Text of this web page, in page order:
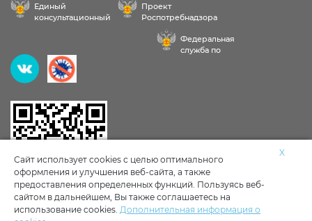
Здравствуйте! Пожалуйста,
выберите услугу:
Исследования воды, продуктов, почвы
Личные мед книжки Клещи
Тараканы, мыши в доме Другое
Единый
консультационный
Проект
Роспотребнадзора
РФ «Здоровое
питание» Федеральная
служба по
Политика обработки и
X
Сайт использует cookies с целью оптимального
оформления и улучшения веб-сайта, а также
предоставления определенных функций. Пользуясь веб-
сайтом в дальнейшем, Вы также соглашаетесь на
использование cookies. Дополнительная информация о